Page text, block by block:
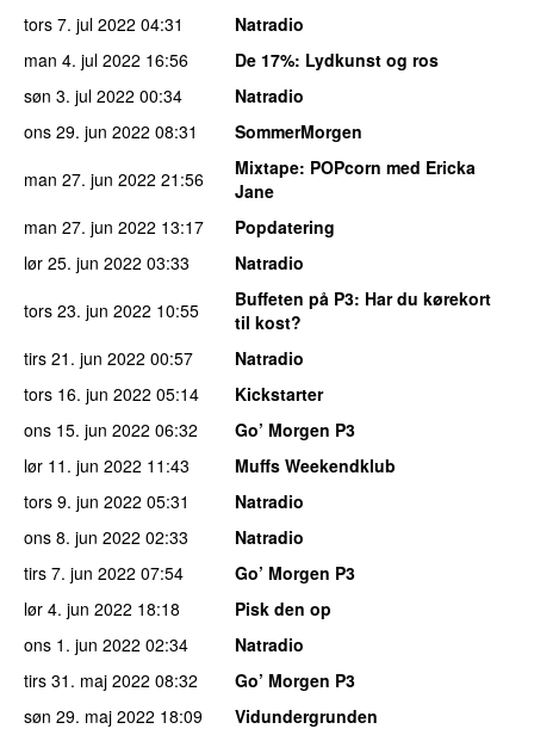
tors 7. jul 2022 04:31
Natradio
man 4. jul 2022 16:56 De 17%: Lydkunst og ros
søn 3. jul 2022 00:34
Natradio
ons 29. jun 2022 08:31
SommerMorgen
man 27. jun 2022 21:56 Mixtape: POPcorn med Ericka
Jane
man 27. jun 2022 13:17
Popdatering
lør 25. jun 2022 03:33
Natradio
tors 23. jun 2022 10:55 Buffeten på P3: Har du kørekort
til kost?
tirs 21. jun 2022 00:57
Natradio
tors 16. jun 2022 05:14
Kickstarter
ons 15. jun 2022 06:32
Go’ Morgen P3
lør 11. jun 2022 11:43
Muffs Weekendklub
tors 9. jun 2022 05:31
Natradio
ons 8. jun 2022 02:33
Natradio
tirs 7. jun 2022 07:54
Go’ Morgen P3
lør 4. jun 2022 18:18
Pisk den op
ons 1. jun 2022 02:34
Natradio
tirs 31. maj 2022 08:32
Go’ Morgen P3
søn 29. maj 2022 18:09
Vidundergrunden